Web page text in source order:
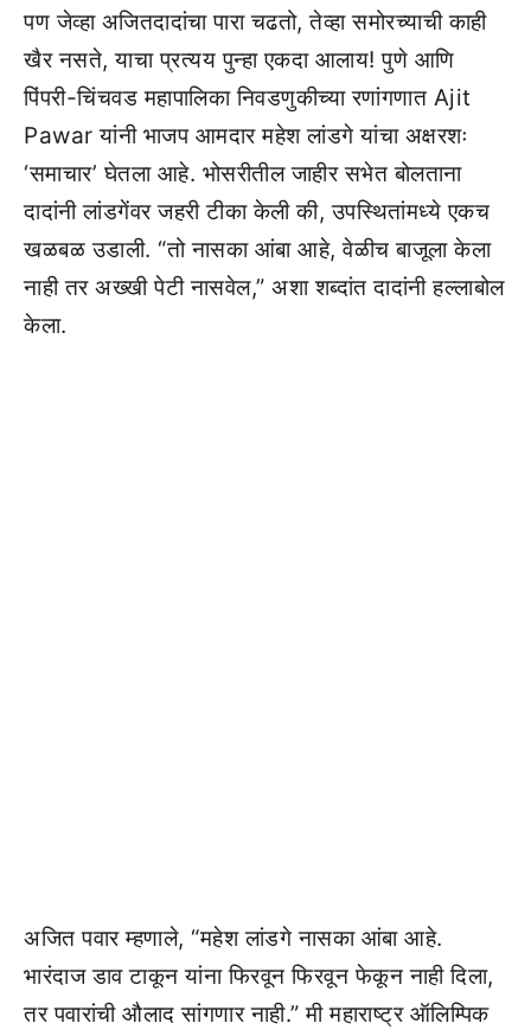
पण जेव्हा अजितदादांचा पारा चढतो, तेव्हा समोरच्याची काही
खैर नसते, याचा प्रत्यय पुन्हा एकदा आलाय! पुणे आणि
पिंपरी-चिंचवड महापालिका निवडणुकीच्या रणांगणात Ajit
Pawar यांनी भाजप आमदार महेश लांडगे यांचा अक्षरशः
‘समाचार’ घेतला आहे. भोसरीतील जाहीर सभेत बोलताना
दादांनी लांडगेंवर जहरी टीका केली की, उपस्थितांमध्ये एकच
खळबळ उडाली. “तो नासका आंबा आहे, वेळीच बाजूला केला
नाही तर अख्खी पेटी नासवेल,” अशा शब्दांत दादांनी हल्लाबोल
केला.
अजित पवार म्हणाले, “महेश लांडगे नासका आंबा आहे.
भारंदाज डाव टाकून यांना फिरवून फिरवून फेकून नाही दिला,
तर पवारांची औलाद सांगणार नाही.” मी महाराष्ट्र ऑलिम्पिक